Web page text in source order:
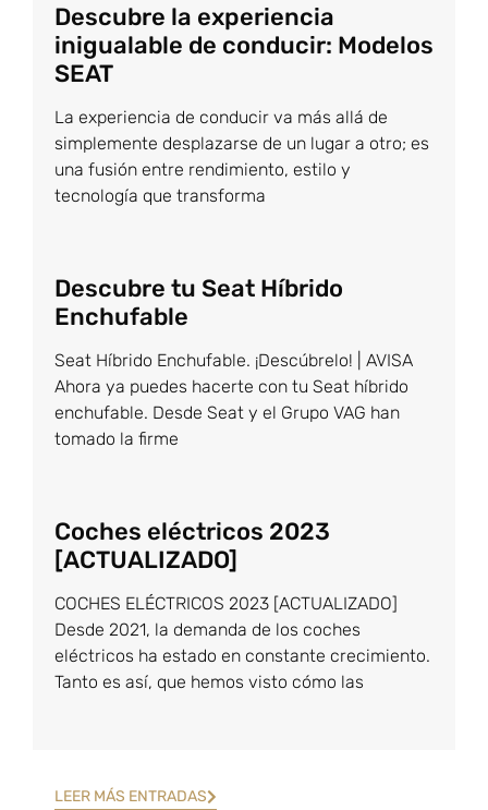
Descubre la experiencia
inigualable de conducir: Modelos
SEAT
La experiencia de conducir va más allá de
simplemente desplazarse de un lugar a otro; es
una fusión entre rendimiento, estilo y
tecnología que transforma
Descubre tu Seat Híbrido
Enchufable
Seat Híbrido Enchufable. ¡Descúbrelo! | AVISA
Ahora ya puedes hacerte con tu Seat híbrido
enchufable. Desde Seat y el Grupo VAG han
tomado la firme
Coches eléctricos 2023
[ACTUALIZADO]
COCHES ELÉCTRICOS 2023 [ACTUALIZADO]
Desde 2021, la demanda de los coches
eléctricos ha estado en constante crecimiento.
Tanto es así, que hemos visto cómo las
LEER MÁS ENTRADAS